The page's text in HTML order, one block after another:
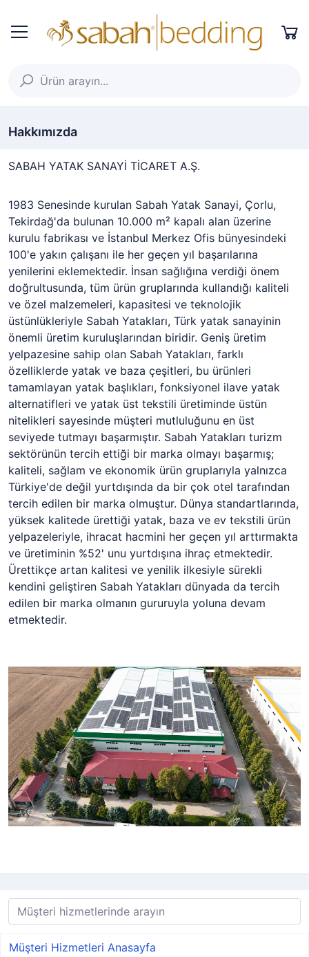
Hakkımızda
SABAH YATAK SANAYİ TİCARET A.Ş.
1983 Senesinde kurulan Sabah Yatak Sanayi, Çorlu,
Tekirdağ'da bulunan 10.000 m² kapalı alan üzerine
kurulu fabrikası ve İstanbul Merkez Ofis bünyesindeki
100'e yakın çalışanı ile her geçen yıl başarılarına
yenilerini eklemektedir. İnsan sağlığına verdiği önem
doğrultusunda, tüm ürün gruplarında kullandığı kaliteli
ve özel malzemeleri, kapasitesi ve teknolojik
üstünlükleriyle Sabah Yatakları, Türk yatak sanayinin
önemli üretim kuruluşlarından biridir. Geniş üretim
yelpazesine sahip olan Sabah Yatakları, farklı
özelliklerde yatak ve baza çeşitleri, bu ürünleri
tamamlayan yatak başlıkları, fonksiyonel ilave yatak
alternatifleri ve yatak üst tekstili üretiminde üstün
nitelikleri sayesinde müşteri mutluluğunu en üst
seviyede tutmayı başarmıştır. Sabah Yatakları turizm
sektörünün tercih ettiği bir marka olmayı başarmış;
kaliteli, sağlam ve ekonomik ürün gruplarıyla yalnızca
Türkiye'de değil yurtdışında da bir çok otel tarafından
tercih edilen bir marka olmuştur. Dünya standartlarında,
yüksek kalitede ürettiği yatak, baza ve ev tekstili ürün
yelpazeleriyle, ihracat hacmini her geçen yıl arttırmakta
ve üretiminin %52' unu yurtdışına ihraç etmektedir.
Ürettikçe artan kalitesi ve yenilik ilkesiyle sürekli
kendini geliştiren Sabah Yatakları dünyada da tercih
edilen bir marka olmanın gururuyla yoluna devam
etmektedir.
Müşteri Hizmetleri Anasayfa